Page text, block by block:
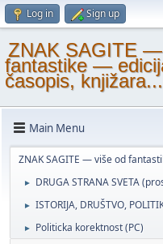
Log in Sign up
ZNAK SAGITE
fantastike —
časopis, knjižara...
Main Menu
ZNAK SAGITE — više od
► DRUGA STRANA SVETA
► ISTORIJA, DRUŠTVO,
► Politicka korektnost (PC)